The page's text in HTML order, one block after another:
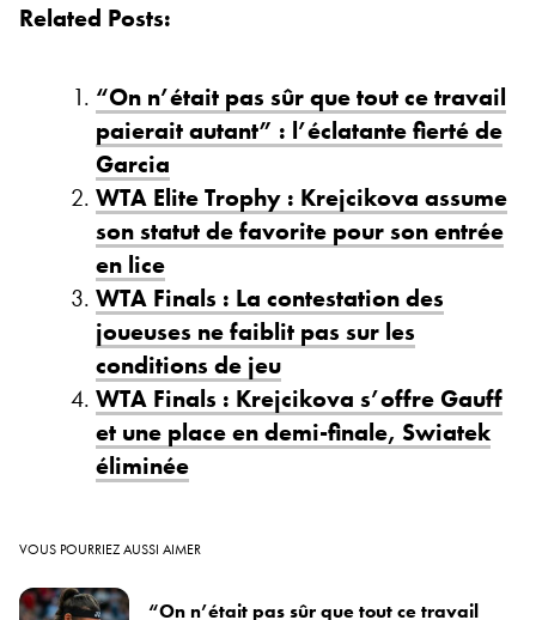
Related Posts:
“On n’était pas sûr que tout ce travail
paierait autant” : l’éclatante fierté de
Garcia
WTA Elite Trophy : Krejcikova assume
son statut de favorite pour son entrée
en lice
WTA Finals : La contestation des
joueuses ne faiblit pas sur les
conditions de jeu
WTA Finals : Krejcikova s’offre Gauff
et une place en demi-finale, Swiatek
éliminée
VOUS POURRIEZ AUSSI AIMER
“On n’était pas sûr que tout ce travail